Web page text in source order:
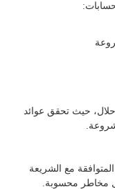
حيث تحقق عوائد
مع الشريعة
مخاطر محسوبة.